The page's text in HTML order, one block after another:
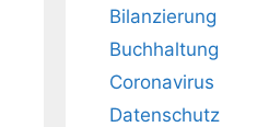
Bilanzierung
Buchhaltung
Coronavirus
Datenschutz